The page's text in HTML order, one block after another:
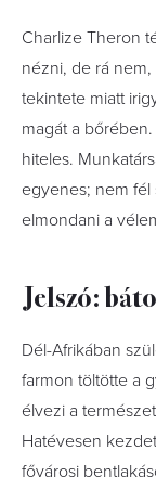
Charlize Theron
nézni, de rá
tekintete miatt
magát a
hiteles.
egyenes; nem fél
elmondani a
Jelszó:
Dél-Afrikában
farmon töltötte a
élvezi a
Hatévesen
fővárosi